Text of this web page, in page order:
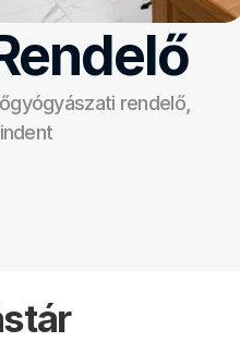
rendelő,